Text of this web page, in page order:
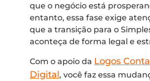
que o negócio está
entanto, essa fase exige
que a transição para o
aconteça de forma legal e
Com o apoio da Logos
Digital, você faz essa